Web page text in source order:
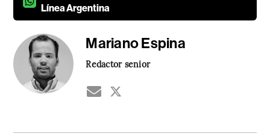
Línea Argentina
Mariano Espina
Redactor senior